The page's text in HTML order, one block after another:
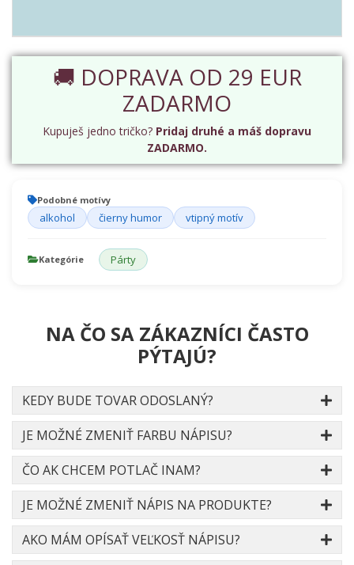
🚚 DOPRAVA OD 29 EUR
ZADARMO
Kupuješ jedno tričko? Pridaj druhé a máš dopravu
ZADARMO.
Podobné motívy
alkohol čierny humor vtipný motív
Kategórie Párty
NA ČO SA ZÁKAZNÍCI ČASTO
PÝTAJÚ?
KEDY BUDE TOVAR ODOSLANÝ?
JE MOŽNÉ ZMENIŤ FARBU NÁPISU?
ČO AK CHCEM POTLAČ INAM?
JE MOŽNÉ ZMENIŤ NÁPIS NA PRODUKTE?
AKO MÁM OPÍSAŤ VEĽKOSŤ NÁPISU?